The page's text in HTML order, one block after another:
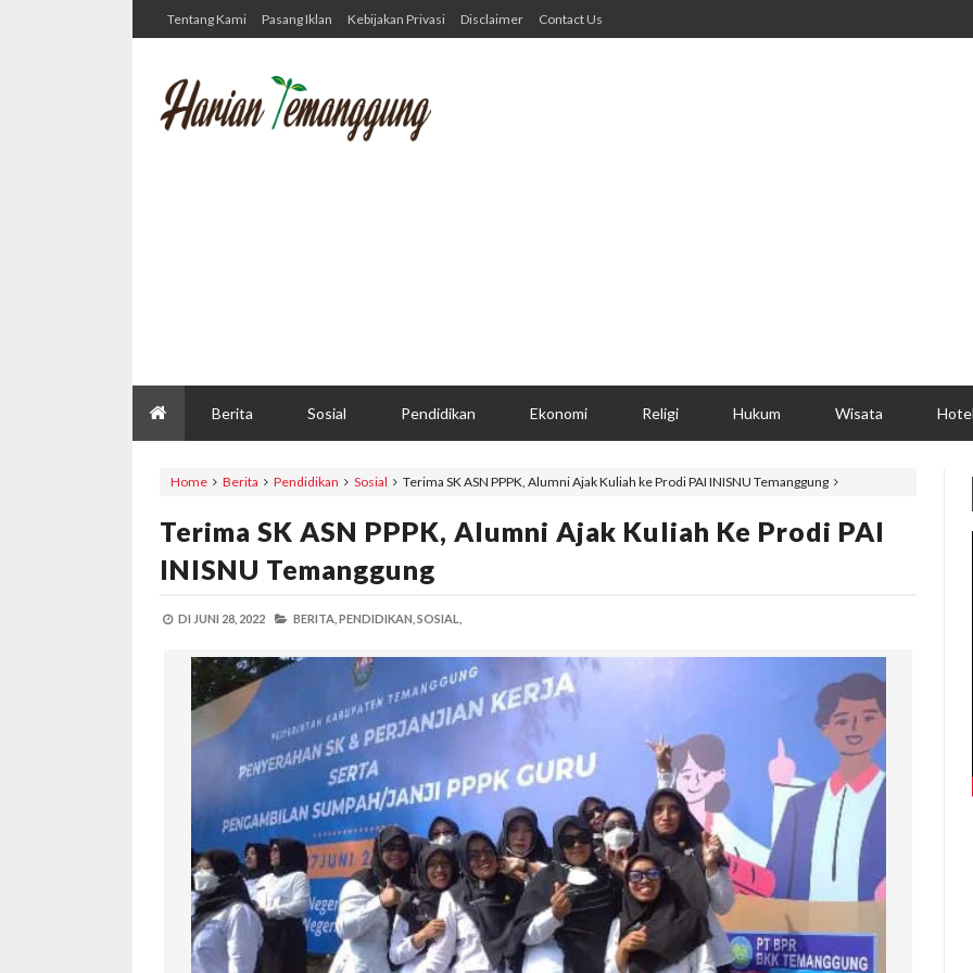
Tentang Kami Pasang Iklan Kebijakan Privasi Disclaimer Contact Us
Berita Sosial Pendidikan Ekonomi Religi Hukum Wisata Hotel
Home Berita Pendidikan Sosial Terima SK ASN PPPK, Alumni Ajak Kuliah ke Prodi PAI INISNU Temanggung
Terima SK ASN PPPK, Alumni Ajak Kuliah Ke Prodi PAI
INISNU Temanggung
DI JUNI 28, 2022 BERITA, PENDIDIKAN, SOSIAL,